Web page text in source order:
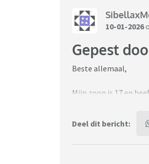
10-01-2026
Gepest
Beste allemaal,
Mijn zoon is 17 en
lijkt zij er een hobby
toen wij haar voor
Deel dit bericht: